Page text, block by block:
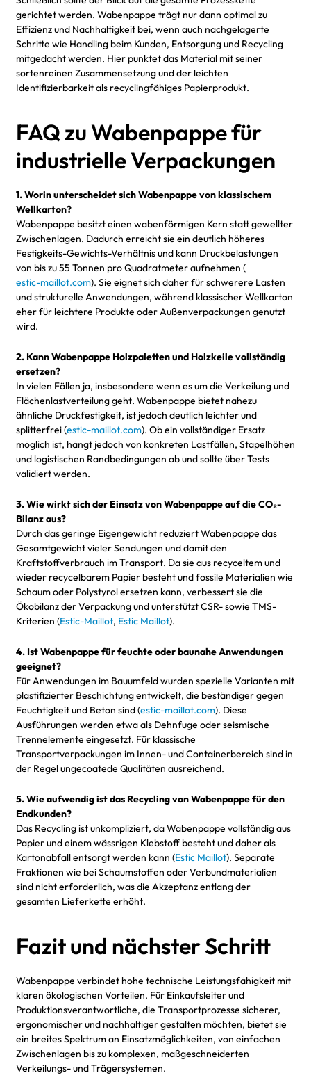
gerichtet werden. Wabenpappe trägt nur dann optimal zu
Effizienz und Nachhaltigkeit bei, wenn auch nachgelagerte
Schritte wie Handling beim Kunden, Entsorgung und Recycling
mitgedacht werden. Hier punktet das Material mit seiner
sortenreinen Zusammensetzung und der leichten
Identifizierbarkeit als recyclingfähiges Papierprodukt.
FAQ zu Wabenpappe für
industrielle Verpackungen
1. Worin unterscheidet sich Wabenpappe von klassischem
Wellkarton?
Wabenpappe besitzt einen wabenförmigen Kern statt gewellter
Zwischenlagen. Dadurch erreicht sie ein deutlich höheres
Festigkeits-Gewichts-Verhältnis und kann Druckbelastungen
von bis zu 55 Tonnen pro Quadratmeter aufnehmen (
estic-maillot.com). Sie eignet sich daher für schwerere Lasten
und strukturelle Anwendungen, während klassischer Wellkarton
eher für leichtere Produkte oder Außenverpackungen genutzt
wird.
2. Kann Wabenpappe Holzpaletten und Holzkeile vollständig
ersetzen?
In vielen Fällen ja, insbesondere wenn es um die Verkeilung und
Flächenlastverteilung geht. Wabenpappe bietet nahezu
ähnliche Druckfestigkeit, ist jedoch deutlich leichter und
splitterfrei (estic-maillot.com). Ob ein vollständiger Ersatz
möglich ist, hängt jedoch von konkreten Lastfällen, Stapelhöhen
und logistischen Randbedingungen ab und sollte über Tests
validiert werden.
3. Wie wirkt sich der Einsatz von Wabenpappe auf die CO₂-
Bilanz aus?
Durch das geringe Eigengewicht reduziert Wabenpappe das
Gesamtgewicht vieler Sendungen und damit den
Kraftstoffverbrauch im Transport. Da sie aus recyceltem und
wieder recycelbarem Papier besteht und fossile Materialien wie
Schaum oder Polystyrol ersetzen kann, verbessert sie die
Ökobilanz der Verpackung und unterstützt CSR- sowie TMS-
Kriterien (Estic-Maillot, Estic Maillot).
4. Ist Wabenpappe für feuchte oder baunahe Anwendungen
geeignet?
Für Anwendungen im Bauumfeld wurden spezielle Varianten mit
plastifizierter Beschichtung entwickelt, die beständiger gegen
Feuchtigkeit und Beton sind (estic-maillot.com). Diese
Ausführungen werden etwa als Dehnfuge oder seismische
Trennelemente eingesetzt. Für klassische
Transportverpackungen im Innen- und Containerbereich sind in
der Regel ungecoatede Qualitäten ausreichend.
5. Wie aufwendig ist das Recycling von Wabenpappe für den
Endkunden?
Das Recycling ist unkompliziert, da Wabenpappe vollständig aus
Papier und einem wässrigen Klebstoff besteht und daher als
Kartonabfall entsorgt werden kann (Estic Maillot). Separate
Fraktionen wie bei Schaumstoffen oder Verbundmaterialien
sind nicht erforderlich, was die Akzeptanz entlang der
gesamten Lieferkette erhöht.
Fazit und nächster Schritt
Wabenpappe verbindet hohe technische Leistungsfähigkeit mit
klaren ökologischen Vorteilen. Für Einkaufsleiter und
Produktionsverantwortliche, die Transportprozesse sicherer,
ergonomischer und nachhaltiger gestalten möchten, bietet sie
ein breites Spektrum an Einsatzmöglichkeiten, von einfachen
Zwischenlagen bis zu komplexen, maßgeschneiderten
Verkeilungs- und Trägersystemen.